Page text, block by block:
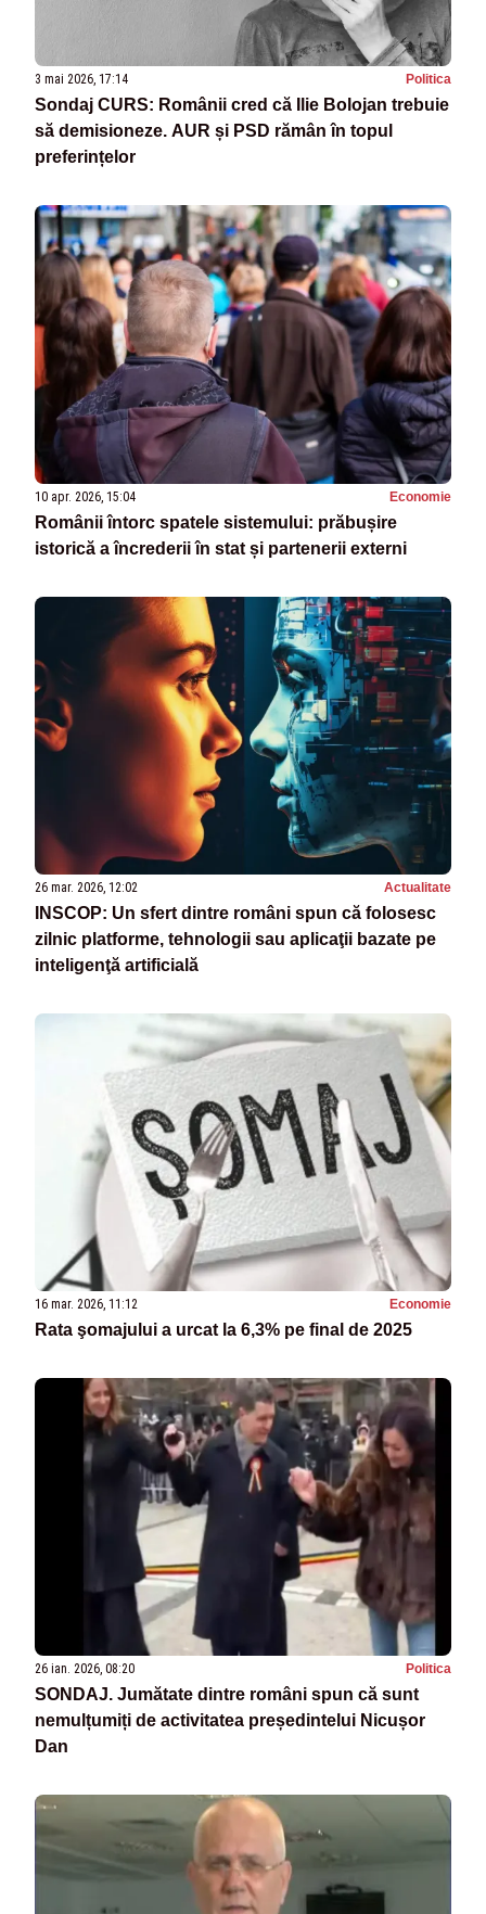
3 mai 2026, 17:14 Politica
Sondaj CURS: Românii cred că Ilie Bolojan trebuie
să demisioneze. AUR și PSD rămân în topul
preferințelor
10 apr. 2026, 15:04 Economie
Românii întorc spatele sistemului: prăbușire
istorică a încrederii în stat și partenerii externi
26 mar. 2026, 12:02 Actualitate
INSCOP: Un sfert dintre români spun că folosesc
zilnic platforme, tehnologii sau aplicaţii bazate pe
inteligenţă artificială
16 mar. 2026, 11:12 Economie
Rata şomajului a urcat la 6,3% pe final de 2025
26 ian. 2026, 08:20 Politica
SONDAJ. Jumătate dintre români spun că sunt
nemulțumiți de activitatea președintelui Nicușor
Dan